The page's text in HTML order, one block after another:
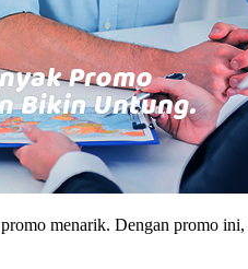
menarik. Dengan promo